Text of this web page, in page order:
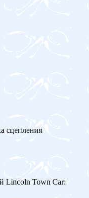
сцепления
Lincoln Town Car: